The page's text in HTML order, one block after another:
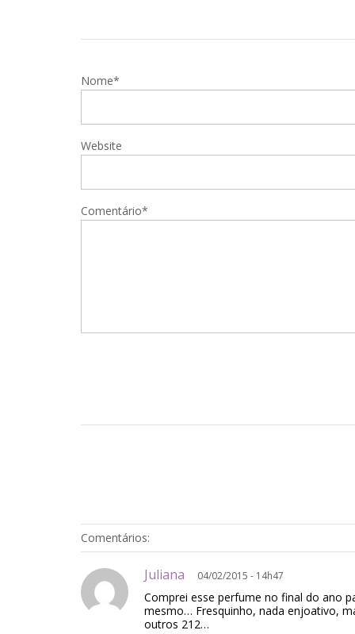
Nome*
Website
Comentário*
Comentários:
Juliana 04/02/2015 - 14h47
Comprei esse perfume no final do ano
mesmo… Fresquinho, nada enjoativo,
outros 212…